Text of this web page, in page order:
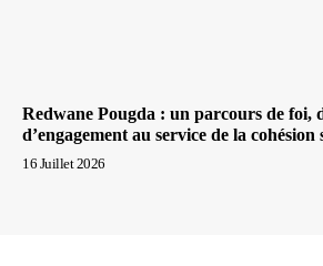
Redwane Pougda : un parcours de foi,
d’engagement au service de la cohésion
16 Juillet 2026